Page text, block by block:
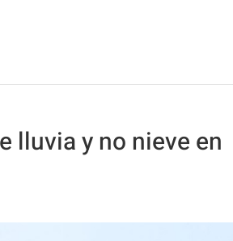
lluvia y no nieve en